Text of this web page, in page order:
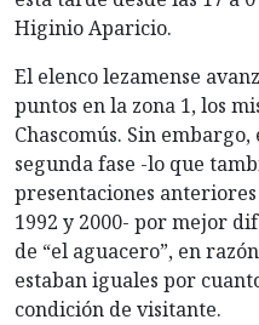
Higinio Aparicio.
El elenco lezamense
puntos en la zona 1, los
Chascomús. Sin
segunda fase -lo que
presentaciones anteriores
1992 y 2000- por mejor
de “el aguacero”, en
estaban iguales por
condición de visitante.